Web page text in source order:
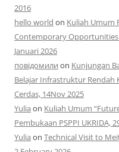
2016
hello world on Kuliah Umum
Contemporary Opportunities
Januari 2026
повідомили on Kunjungan
Belajar Infrastruktur Rendah
Cerdas, 14Nov 2025
Yulia on Kuliah Umum
Pembukaan PSPPI UKRIDA,
Yulia on Technical Visit to